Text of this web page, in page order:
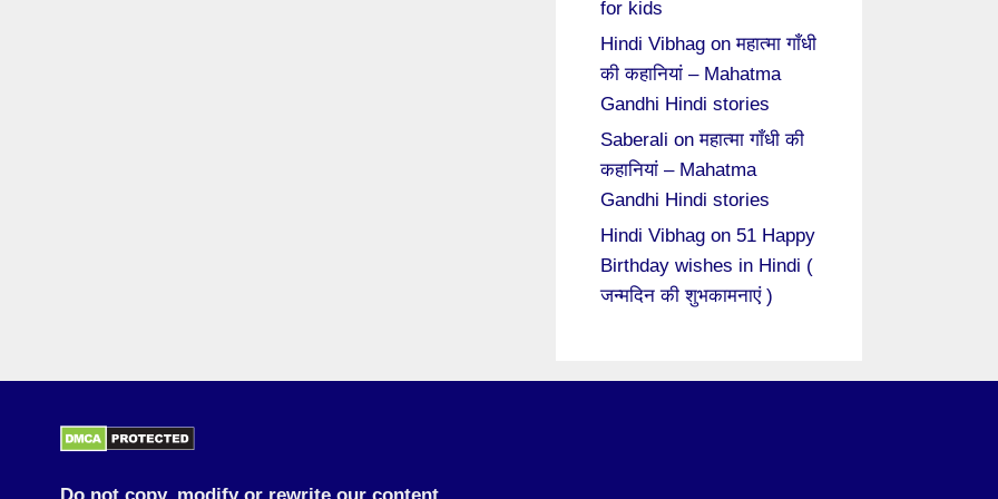
for kids
Hindi Vibhag onमहात्मा गाँधी
की कहानियां – Mahatma
Gandhi Hindi stories
Saberali onमहात्मा गाँधी की
कहानियां – Mahatma
Gandhi Hindi stories
Hindi Vibhag on 51 Happy
Birthday wishes in Hindi (
जन्मदिन की शुभकामनाएं )